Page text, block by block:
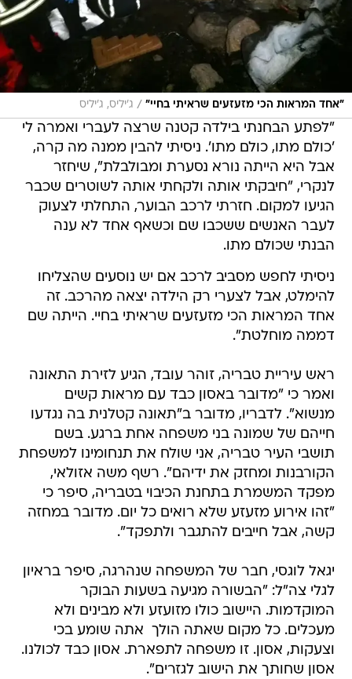
"אחד המראות הכי מזעזעים שראיתי בחיי" / ג'יליס, ג'יליס
"לפתע הבחנתי בילדה קטנה שרצה לעברי ואמרה לי
'כולם מתו, כולם מתו'. ניסיתי להבין ממנה מה קרה,
אבל היא הייתה נורא נסערת ומבולבלת", שיחזר
לנקרי, "חיבקתי אותה ולקחתי אותה לשוטרים שכבר
הגיעו למקום. חזרתי לרכב הבוער, התחלתי לצעוק
לעבר האנשים ששכבו שם וכשאף אחד לא ענה
הבנתי שכולם מתו.
ניסיתי לחפש מסביב לרכב אם יש נוסעים שהצליחו
להימלט, אבל לצערי רק הילדה יצאה מהרכב. זה
אחד המראות הכי מזעזעים שראיתי בחיי. הייתה שם
דממה מוחלטת".
ראש עיריית טבריה, זוהר עובד, הגיע לזירת התאונה
ואמר כי "מדובר באסון כבד עם מראות קשים
מנשוא". לדבריו, מדובר ב"תאונה קטלנית בה נגדעו
חייהם של שמונה בני משפחה אחת ברגע. בשם
תושבי העיר טבריה, אני שולח את תנחומינו למשפחת
הקורבנות ומחזק את ידיהם". רשף משה אזולאי,
מפקד המשמרת בתחנת הכיבוי בטבריה, סיפר כי
"זהו אירוע מזעזע שלא רואים כל יום. מדובר במחזה
קשה, אבל חייבים להתגבר ולתפקד".
יגאל לוגסי, חבר של המשפחה שנהרגה, סיפר בראיון
לגלי צה"ל: "הבשורה מגיעה בשעות הבוקר
המוקדמות. היישוב כולו מזועזע ולא מבינים ולא
מעכלים. כל מקום שאתה הולך  אתה שומע בכי
וצעקות, אסון. זו משפחה לתפארת. אסון כבד לכולנו.
אסון שחותך את הישוב לגזרים".